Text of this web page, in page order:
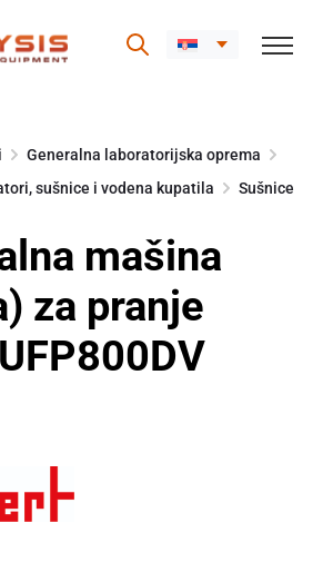
Generalna laboratorijska oprema
sušnice i vodena kupatila
Sušnice
mašina
za pranje